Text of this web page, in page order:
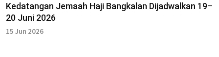
Kedatangan Jemaah Haji Bangkalan Dijadwalkan 19–
20 Juni 2026
15 Jun 2026